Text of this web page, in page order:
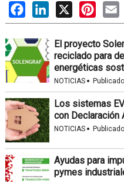
FacebookLinkedIn
X
El proyecto
reciclado para
energéticas
NOTICIAS ·
Los sistemas
con Declaración
NOTICIAS ·
Ayudas para
pymes